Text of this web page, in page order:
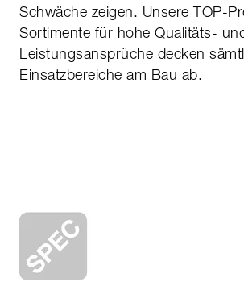
Schwäche zeigen. Unsere TOP-
Sortimente für hohe Qualitäts-
Leistungsansprüche decken
Einsatzbereiche am Bau ab.